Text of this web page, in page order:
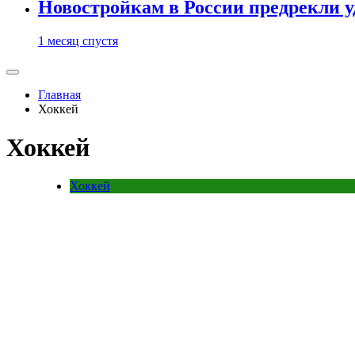
Новостройкам в России предрекли
1 месяц спустя
Главная
Хоккей
Хоккей
Хоккей